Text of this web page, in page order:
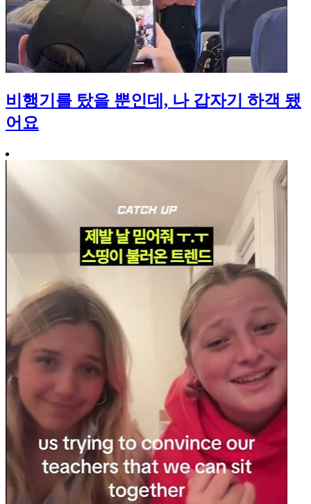
비행기를 탔을 뿐인데, 나 갑자기 하객 됐
어요